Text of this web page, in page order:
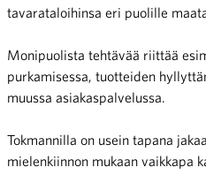
tavarataloihinsa eri puolille
Monipuolista tehtävää riittää
purkamisessa, tuotteiden
muussa asiakaspalvelussa.
Tokmannilla on usein tapana
mielenkiinnon mukaan vaikkapa